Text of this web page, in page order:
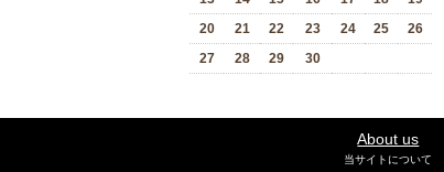
20
21 22 23 24 25
26
27
28 29 30
About us
当サイトについて